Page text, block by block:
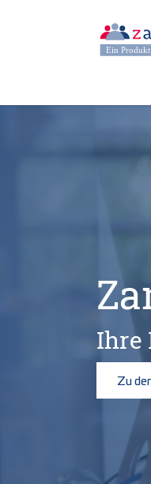
Ihre
Zu